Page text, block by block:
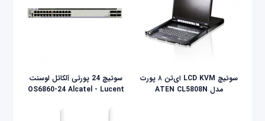
سوئيچ LCD KVM ای‌تن ۸ پورت
مدل ATEN CL5808N
سوئیچ 24 پورتی آلکاتل لوسنت
OS6860-24 Alcatel - Lucent